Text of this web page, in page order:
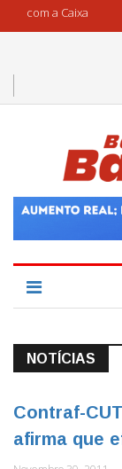
com a Caixa
NOTÍCIAS
Contraf-
afirma que